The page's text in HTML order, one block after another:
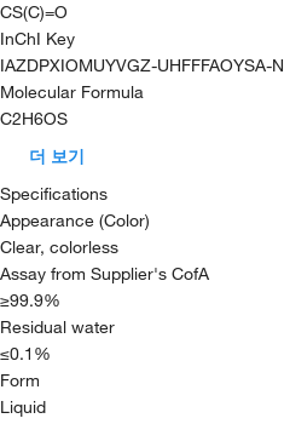
CS(C)=O
InChI Key
IAZDPXIOMUYVGZ-UHFFFAOYSA-N
Molecular Formula
C2H6OS
더 보기
Specifications
Appearance (Color)
Clear, colorless
Assay from Supplier's CofA
≥99.9%
Residual water
≤0.1%
Form
Liquid